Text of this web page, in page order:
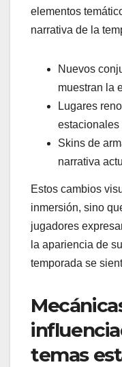
elementos
narrativa de la
Nuevos
muestran la
Lugares
estacionales
Skins de
narrativa
Estos cambios
inmersión, sino
jugadores
la apariencia de
temporada se
temas